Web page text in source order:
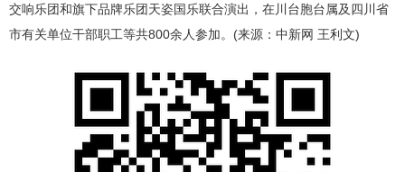
交响乐团和旗下品牌乐团天姿国乐联合演出，在川台胞台属及四川省
市有关单位干部职工等共800余人参加。(来源：中新网 王利文)